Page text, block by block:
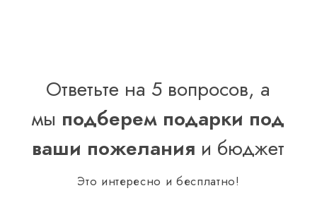
Ответьте на 5 вопросов, а
мы подберем подарки под
ваши пожелания и бюджет
Это интересно и бесплатно!